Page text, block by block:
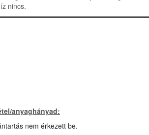
íz nincs.
anyaghányad:
nem érkezett be.